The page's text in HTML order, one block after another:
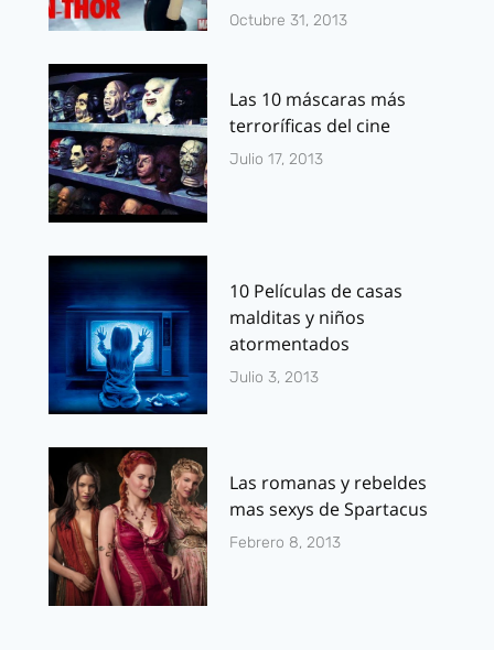
Octubre 31, 2013
Las 10 máscaras más
terroríficas del cine
Julio 17, 2013
10 Películas de casas
malditas y niños
atormentados
Julio 3, 2013
Las romanas y rebeldes
mas sexys de Spartacus
Febrero 8, 2013